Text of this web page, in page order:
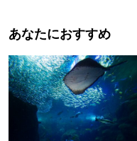
あなたにおすすめ